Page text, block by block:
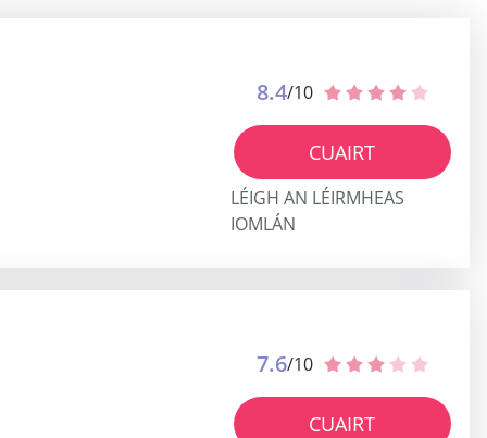
8.4/10
CUAIRT
LÉIGH AN LÉIRMHEAS
IOMLÁN
7.6/10
CUAIRT